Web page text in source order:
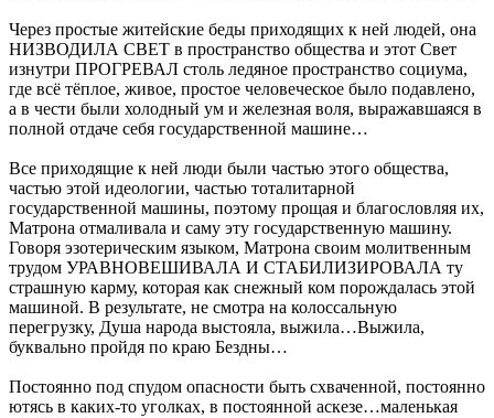
Через простые житейские беды приходящих к ней людей, она
НИЗВОДИЛА СВЕТ в пространство общества и этот Свет
изнутри ПРОГРЕВАЛ столь ледяное пространство социума,
где всё тёплое, живое, простое человеческое было подавлено,
а в чести были холодный ум и железная воля, выражавшаяся в
полной отдаче себя государственной машине…
Все приходящие к ней люди были частью этого общества,
частью этой идеологии, частью тоталитарной
государственной машины, поэтому прощая и благословляя их,
Матрона отмаливала и саму эту государственную машину.
Говоря эзотерическим языком, Матрона своим молитвенным
трудом УРАВНОВЕШИВАЛА И СТАБИЛИЗИРОВАЛА ту
страшную карму, которая как снежный ком порождалась этой
машиной. В результате, не смотра на колоссальную
перегрузку, Душа народа выстояла, выжила…Выжила,
буквально пройдя по краю Бездны…
Постоянно под спудом опасности быть схваченной, постоянно
ютясь в каких-то уголках, в постоянной аскезе…маленькая